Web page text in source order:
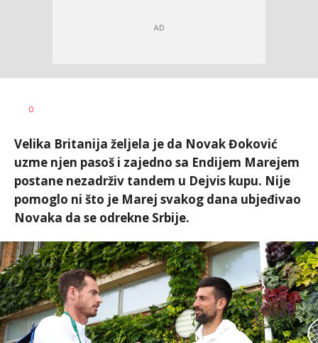
AUTOR
0
Velika Britanija željela je da Novak Đoković
uzme njen pasoš i zajedno sa Endijem Marejem
postane nezadrživ tandem u Dejvis kupu. Nije
pomoglo ni što je Marej svakog dana ubjeđivao
Novaka da se odrekne Srbije.